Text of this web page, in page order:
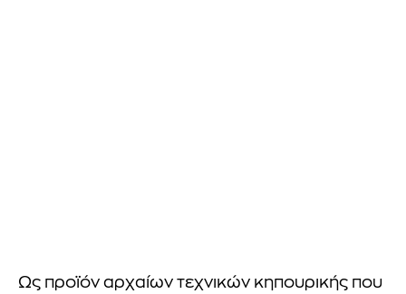
Ως προϊόν αρχαίων τεχνικών κηπουρικής που